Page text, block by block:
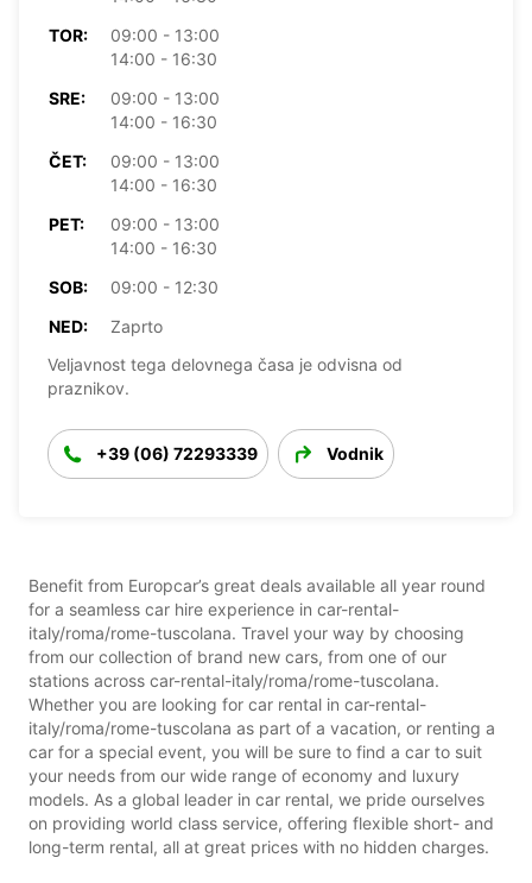
TOR:
09:00 - 13:00
14:00 - 16:30
SRE:
09:00 - 13:00
14:00 - 16:30
ČET:
09:00 - 13:00
14:00 - 16:30
PET:
09:00 - 13:00
14:00 - 16:30
SOB:
09:00 - 12:30
NED:
Zaprto
Veljavnost tega delovnega časa je odvisna od
praznikov.
+39 (06) 72293339 Vodnik
Benefit from Europcar’s great deals available all year round
for a seamless car hire experience in car-rental-
italy/roma/rome-tuscolana. Travel your way by choosing
from our collection of brand new cars, from one of our
stations across car-rental-italy/roma/rome-tuscolana.
Whether you are looking for car rental in car-rental-
italy/roma/rome-tuscolana as part of a vacation, or renting a
car for a special event, you will be sure to find a car to suit
your needs from our wide range of economy and luxury
models. As a global leader in car rental, we pride ourselves
on providing world class service, offering flexible short- and
long-term rental, all at great prices with no hidden charges.